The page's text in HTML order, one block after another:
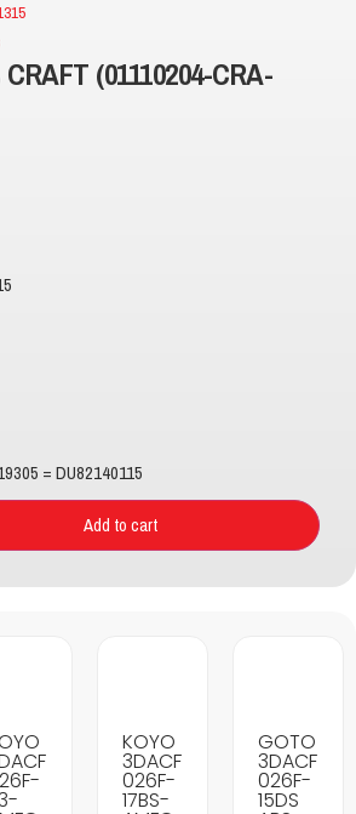
(01110204-CRA-
= DU82140115
Add to cart
KOYO
3DACF
026F-
17BS-
GOTO
3DACF
026F-
15DS